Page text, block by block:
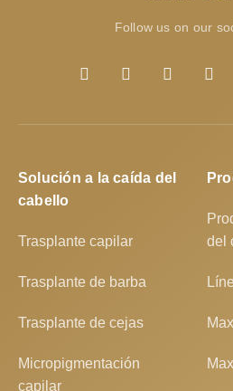
Follow us on our
Solución a la caída del
cabello
Trasplante capilar
Trasplante de barba
Trasplante de cejas
Micropigmentación
capilar
del